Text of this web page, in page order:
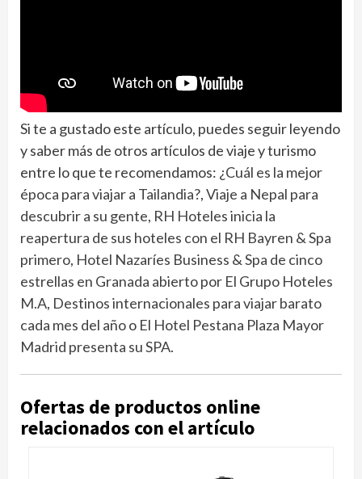
Si te a gustado este artículo, puedes seguir leyendo
y saber más de otros artículos de viaje y turismo
entre lo que te recomendamos: ¿Cuál es la mejor
época para viajar a Tailandia?,Viaje a Nepal para
descubrir a su gente, RH Hoteles inicia la
reapertura de sus hoteles con el RH Bayren & Spa
primero, Hotel Nazaríes Business & Spa de cinco
estrellas en Granada abierto por El Grupo Hoteles
M.A, Destinos internacionales para viajar barato
cada mes del añoo El Hotel Pestana Plaza Mayor
Madrid presenta su SPA.
Ofertas de productos online
relacionados con el artículo